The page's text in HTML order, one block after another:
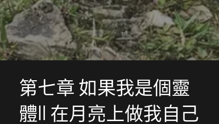
第七章 如果我是個靈
體II 在月亮上做我自己